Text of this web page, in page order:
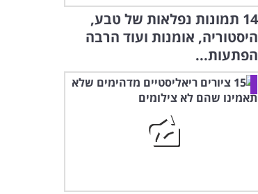
14 תמונות נפלאות של טבע,
היסטוריה, אומנות ועוד הרבה
הפתעות...